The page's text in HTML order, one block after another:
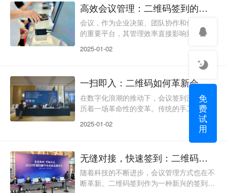
知。本文将深入探讨二维码技术如何简化会
议流程，提高效率，以及它为参会者带来的
全新体验。让我们一起探索这项技术如何成
章。二维码签到的基本
高效会议管理：二维码签到的全面解析
会议，作为企业决策、团队协作和信息共享
的重要平台，其管理效率直接影响到企业运
常因为签到环节的繁琐和低效而成为瓶颈。
随着二维码技术的兴起，会议签到这一环节
其快速、便捷、高效的特点，迅速成为会议
管理的新宠。本文将全面解析二维码签到如
何助力高效会议管理。让我们一起揭开二维
码签到的神秘面纱，探索它如何成为企业提
升会议效率的秘密武器
2025-01-02
一扫即入：二维码如何革新会议签到流程
在数字化浪潮的推动下，会议签到流程正经
历着一场革命性的变革。传统的手工签到方
式，常常因为效率低下、易出错、耗时长而
备受诟病。如今，二维码技术以其独特的便
捷性和高效性，为会议签到带来了全新的解
性赢得了众多主办方的青睐。参会者只需出
示手机上的电子票二维码，就能快速完成签
到，极大地简化了会议的入场流程。二维码
2025-01-02
无缝对接，快速签到：二维码签到如何助力会议管理
随着科技的不断进步，会议管理方式也在不
断革新。二维码签到作为一种新兴的签到技
免
费
试
用